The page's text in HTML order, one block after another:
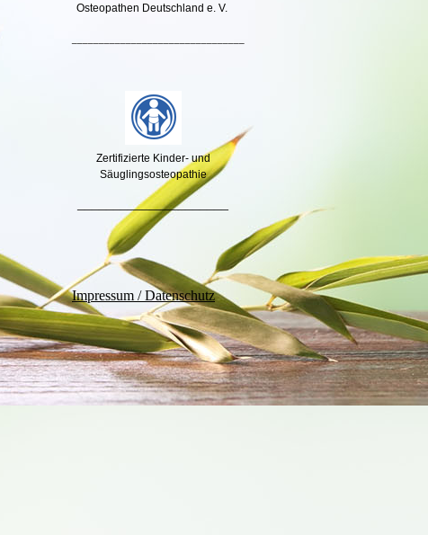
Osteopathen Deutschland e. V.
Zertifizierte Kinder- und
Säuglingsosteopathie
_____________________
Impressum / Datenschutz